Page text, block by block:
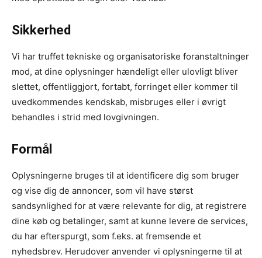
Sikkerhed
Vi har truffet tekniske og organisatoriske foranstaltninger
mod, at dine oplysninger hændeligt eller ulovligt bliver
slettet, offentliggjort, fortabt, forringet eller kommer til
uvedkommendes kendskab, misbruges eller i øvrigt
behandles i strid med lovgivningen.
Formål
Oplysningerne bruges til at identificere dig som bruger
og vise dig de annoncer, som vil have størst
sandsynlighed for at være relevante for dig, at registrere
dine køb og betalinger, samt at kunne levere de services,
du har efterspurgt, som f.eks. at fremsende et
nyhedsbrev. Herudover anvender vi oplysningerne til at